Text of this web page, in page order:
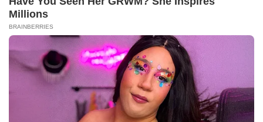
Cuca Roseta Mostra-se Abençoada E Fãs Vão À
Beira Da Loucura